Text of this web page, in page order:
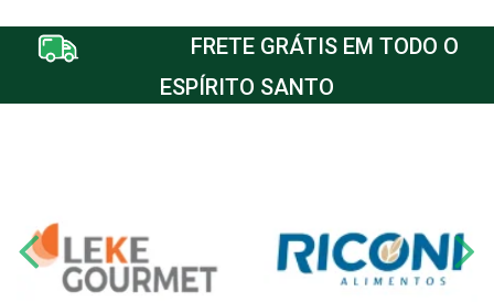
FRETE GRÁTIS EM TODO O
ESPÍRITO SANTO